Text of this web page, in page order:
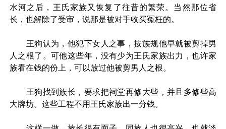
水河之后，王氏家族又恢复了往昔的繁荣。当然那位省
长，也解除了受审，说那是被对手收买冤枉的。
王狗认为，他犯下女人之事，按族规他早就被剪掉男
人之根了。可他这些年，没有少为王氏家族出力，也许家
族看在钱的份上，可以放过他被剪男人之根。
王狗找到族长，要求把祠堂再修大些，并且多修些高
大牌坊。这些工程不用王氏家族出一分钱。